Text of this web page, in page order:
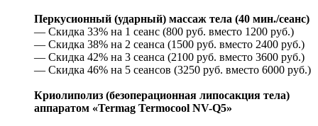
Перкусионный (ударный) массаж тела (40 мин./сеанс)
— Скидка 33% на 1 сеанс (800 руб. вместо 1200 руб.)
— Скидка 38% на 2 сеанса (1500 руб. вместо 2400 руб.)
— Скидка 42% на 3 сеанса (2100 руб. вместо 3600 руб.)
— Скидка 46% на 5 сеансов (3250 руб. вместо 6000 руб.)
Криолиполиз (безоперационная липосакция тела)
аппаратом «Termag Termocool NV-Q5»